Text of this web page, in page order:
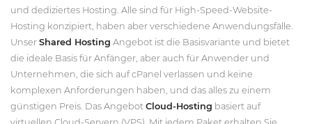
und dediziertes Hosting. Alle sind für High-Speed-Website-
Hosting konzipiert, haben aber verschiedene Anwendungsfälle.
Unser Shared Hosting Angebot ist die Basisvariante und bietet
die ideale Basis für Anfänger, aber auch für Anwender und
Unternehmen, die sich auf cPanel verlassen und keine
komplexen Anforderungen haben, und das alles zu einem
günstigen Preis. Das Angebot Cloud-Hosting basiert auf